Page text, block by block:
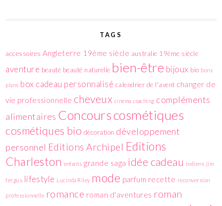
TAGS
accessoires Angleterre 19ème siècle australie 19ème siècle
aventure beauté beauté naturelle bien-être bijoux bio bons
plans box cadeau personnalisé calendrier de l'avent changer de
vie professionnelle cheveux cinema coaching compléments
alimentaires Concourscosmétiques
cosmétiques bio décoration développement
personnel Editions Archipel Editions
Charleston enfants grande saga idée cadeau indiens jim
fergus lifestyle Lucinda Riley mode parfum recette reconversion
professionnelle romance roman d'aventures roman